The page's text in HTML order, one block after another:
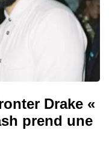
Drake «
prend une